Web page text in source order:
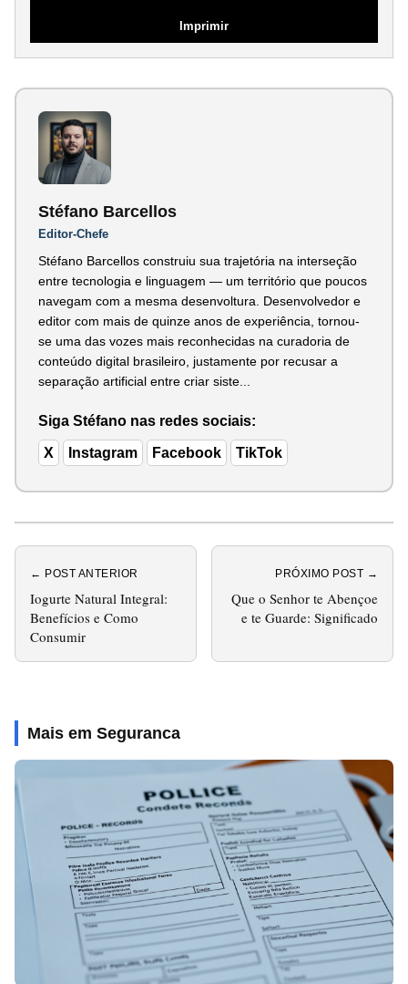
Imprimir
Stéfano Barcellos
Editor-Chefe
Stéfano Barcellos construiu sua trajetória na interseção
entre tecnologia e linguagem — um território que poucos
navegam com a mesma desenvoltura. Desenvolvedor e
editor com mais de quinze anos de experiência, tornou-
se uma das vozes mais reconhecidas na curadoria de
conteúdo digital brasileiro, justamente por recusar a
separação artificial entre criar siste...
Siga Stéfano nas redes sociais:
X Instagram Facebook TikTok
← POST ANTERIOR
Iogurte Natural Integral:
Benefícios e Como
Consumir
PRÓXIMO POST →
Que o Senhor te Abençoe
e te Guarde: Significado
Mais em Seguranca